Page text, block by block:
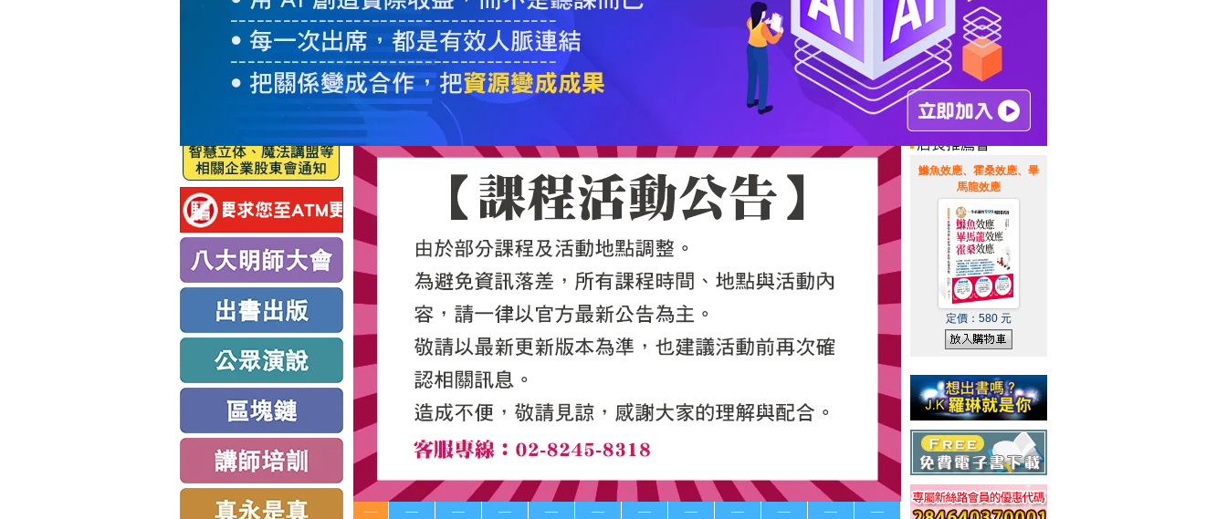
國際級品牌課程|優惠通知|霹靂英雄音樂精選|
— — — — — — — — — — — —
鰷魚效應、霍桑效應、畢
馬龍效應
定價： 580 元